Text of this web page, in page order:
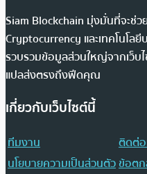
Siam Blockchain มุ่งมั่นที่จะช่ว
Cryptocurrency และเทคโนโล
รวบรวมข้อมูลส่วนใหญ่จากเว็บไ
แปลส่งตรงถึงฟีดคุณ
เกี่ยวกับเว็บไซต์นี้
ทีมงาน
ติดต่อ
นโยบายความเป็นส่วนตัวข้อตก